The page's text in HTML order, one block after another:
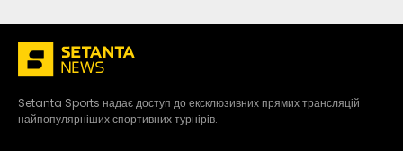
Setanta Sports надає доступ до ексклюзивних прямих трансляцій
найпопулярніших спортивних турнірів.